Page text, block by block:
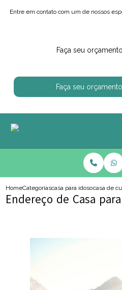
Entre em contato com um de nossos
Faça seu
Faça seu
HomeCategoriascasa para idososcasa de
Endereço de Casa